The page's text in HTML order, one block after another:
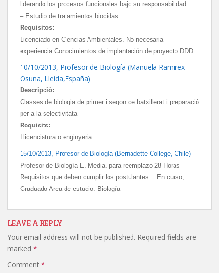
liderando los procesos funcionales bajo su responsabilidad
– Estudio de tratamientos biocidas
Requisitos:
Licenciado en Ciencias Ambientales. No necesaria
experiencia.Conocimientos de implantación de proyecto DDD
10/10/2013, Profesor de Biología (Manuela Ramirex
Osuna, Lleida,España)
Descripciò:
Classes de biologia de primer i segon de batxillerat i preparació
per a la selectivitata
Requisits:
Llicenciatura o enginyeria
15/10/2013, Profesor de Biología (Bernadette College, Chile)
Profesor de Biología E. Media, para reemplazo 28 Horas
Requisitos que deben cumplir los postulantes… En curso,
Graduado Area de estudio: Biología
LEAVE A REPLY
Your email address will not be published. Required fields are
marked *
Comment *